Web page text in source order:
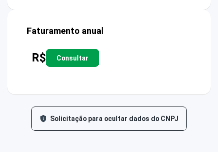
Faturamento anual
R$ Consultar
Solicitação para ocultar dados do CNPJ